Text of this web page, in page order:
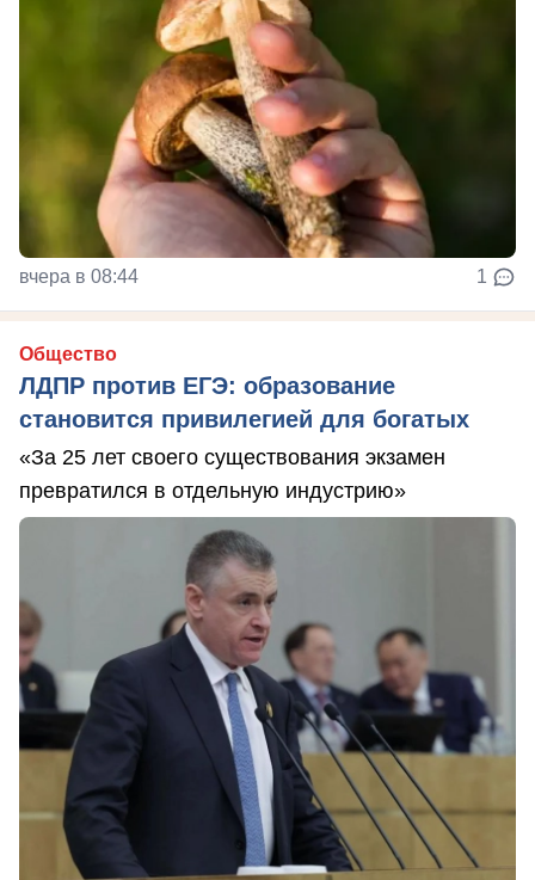
вчера в 08:44 1
Общество
ЛДПР против ЕГЭ: образование
становится привилегией для богатых
«За 25 лет своего существования экзамен
превратился в отдельную индустрию»